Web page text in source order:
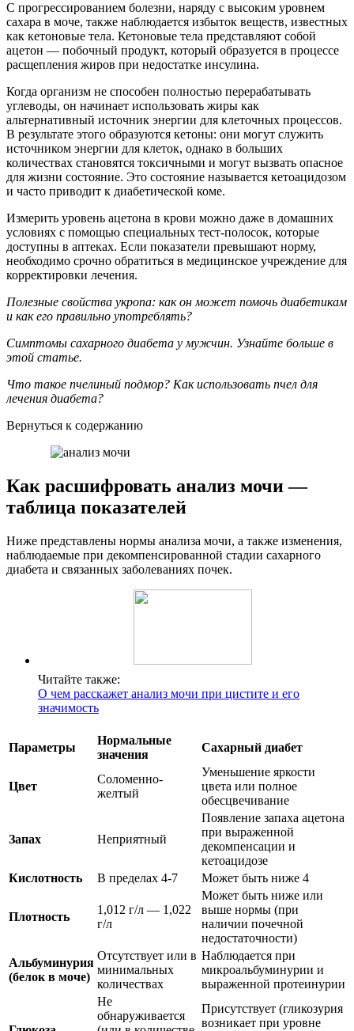
С прогрессированием болезни, наряду с высоким уровнем
сахара в моче, также наблюдается избыток веществ, известных
как кетоновые тела. Кетоновые тела представляют собой
ацетон — побочный продукт, который образуется в процессе
расщепления жиров при недостатке инсулина.
Когда организм не способен полностью перерабатывать
углеводы, он начинает использовать жиры как
альтернативный источник энергии для клеточных процессов.
В результате этого образуются кетоны: они могут служить
источником энергии для клеток, однако в больших
количествах становятся токсичными и могут вызвать опасное
для жизни состояние. Это состояние называется кетоацидозом
и часто приводит к диабетической коме.
Измерить уровень ацетона в крови можно даже в домашних
условиях с помощью специальных тест-полосок, которые
доступны в аптеках. Если показатели превышают норму,
необходимо срочно обратиться в медицинское учреждение для
корректировки лечения.
Полезные свойства укропа: как он может помочь диабетикам
и как его правильно употреблять?
Симптомы сахарного диабета у мужчин. Узнайте больше в
этой статье.
Что такое пчелиный подмор? Как использовать пчел для
лечения диабета?
Вернуться к содержанию
Как расшифровать анализ мочи —
таблица показателей
Ниже представлены нормы анализа мочи, а также изменения,
наблюдаемые при декомпенсированной стадии сахарного
диабета и связанных заболеваниях почек.
Читайте также:
О чем расскажет анализ мочи при цистите и его
значимость
Параметры
Нормальные
значения
Сахарный диабет
Цвет
Соломенно-
желтый
Уменьшение яркости
цвета или полное
обесцвечивание
Запах Неприятный
Появление запаха ацетона
при выраженной
декомпенсации и
кетоацидозе
Кислотность
В пределах 4-7 Может быть ниже 4
Плотность
1,012 г/л — 1,022
г/л
Может быть ниже или
выше нормы (при
наличии почечной
недостаточности)
Альбуминурия
(белок в моче)
Отсутствует или в
минимальных
количествах
Наблюдается при
микроальбуминурии и
выраженной протеинурии
Не
обнаруживается
Присутствует (гликозурия
возникает при уровне